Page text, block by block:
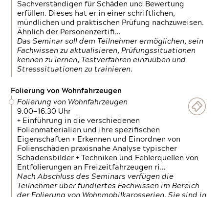
Sachverständigen für Schäden und Bewertung
erfüllen. Dieses hat er in einer schriftlichen,
mündlichen und praktischen Prüfung nachzuweisen.
Ähnlich der Personenzertifi…
Das Seminar soll dem Teilnehmer ermöglichen, sein
Fachwissen zu aktualisieren, Prüfungssituationen
kennen zu lernen, Testverfahren einzuüben und
Stresssituationen zu trainieren.
Folierung von Wohnfahrzeugen
Folierung von Wohnfahrzeugen
9.00—16.30 Uhr
+ Einführung in die verschiedenen
Folienmaterialien und ihre spezifischen
Eigenschaften + Erkennen und Einordnen von
Folienschäden praxisnahe Analyse typischer
Schadensbilder + Techniken und Fehlerquellen von
Entfolierungen an Freizeitfahrzeugen ri…
Nach Abschluss des Seminars verfügen die
Teilnehmer über fundiertes Fachwissen im Bereich
der Folierung von Wohnmobilkarosserien. Sie sind in